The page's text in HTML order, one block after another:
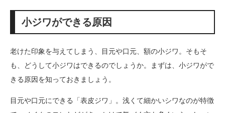
小ジワができる原因
老けた印象を与えてしまう、目元や口元、額の小ジワ。そもそ
も、どうして小ジワはできるのでしょうか。まずは、小ジワがで
きる原因を知っておきましょう。
目元や口元にできる「表皮ジワ」。浅くて細かいシワなのが特徴